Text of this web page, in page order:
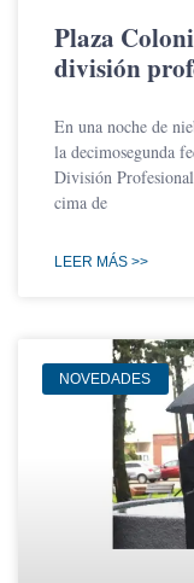
Plaza
división
En una noche de
la decimosegunda
División
cima de
LEER MÁS >>
NOVEDADES